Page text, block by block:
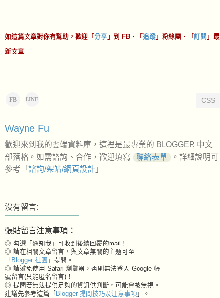
如這篇文章對你有幫助，歡迎「 分享 」到 FB、「 追蹤 」粉絲團、「 訂閱 」最
新文章
FB LINE CSS
Wayne Fu
歡迎來到我的雲端資料庫，這裡是最專業的 BLOGGER 中文
部落格。如需諮詢、合作，歡迎填寫
聯絡表單
。詳細說明可
參考「 諮詢/架站/網頁設計 」
沒有留言:
張貼留言注意事項：
◎ 勾選「通知我」可收到後續回覆的mail！
◎ 請在相關文章留言，與文章無關的主題可至
「 Blogger 社團 」提問。
◎ 請避免使用 Safari 瀏覽器，否則無法登入 Google 帳
號留言(只能匿名留言)！
◎ 提問若無法提供足夠的資訊供判斷，可能會被無視。
建議先參考這篇「 Blogger 提問技巧及注意事項 」。